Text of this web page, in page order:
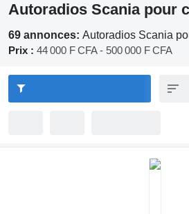
Autoradios Scania pour
69 annonces: Autoradios Scania
Prix : 44 000 F CFA - 500 000 F CFA